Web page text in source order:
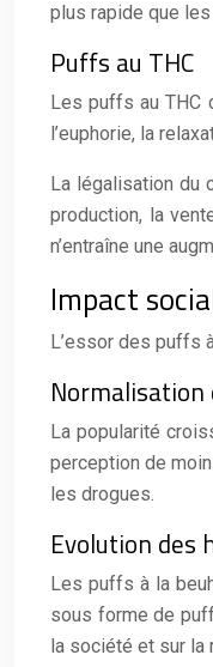
plus rapide que
Puffs au THC
Les puffs au THC
l’euphorie, la
La légalisation du
production, la
n’entraîne une
Impact
L’essor des puffs
Normalisation
La popularité
perception de
les drogues.
Evolution des
Les puffs à la
sous forme de
la société et sur